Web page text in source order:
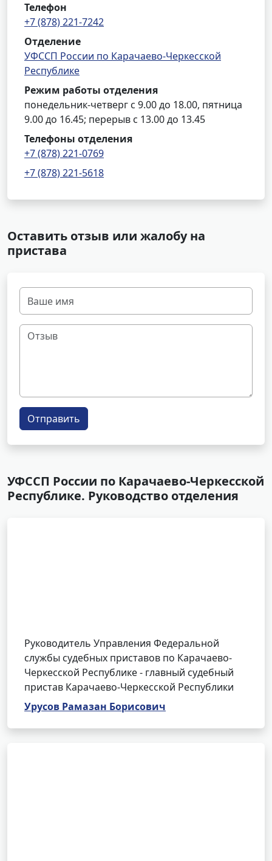
Телефон
+7 (878) 221-7242
Отделение
УФССП России по Карачаево-Черкесской
Республике
Режим работы отделения
понедельник-четверг с 9.00 до 18.00, пятница
9.00 до 16.45; перерыв с 13.00 до 13.45
Телефоны отделения
+7 (878) 221-0769
+7 (878) 221-5618
Оставить отзыв или жалобу на
пристава
Отправить
УФССП России по Карачаево-Черкесской
Республике. Руководство отделения
Руководитель Управления Федеральной
службы судебных приставов по Карачаево-
Черкесской Республике - главный судебный
пристав Карачаево-Черкесской Республики
Урусов Рамазан Борисович